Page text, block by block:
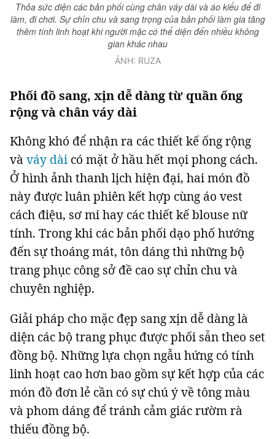
Thỏa sức diện các bản phối cùng chân váy dài và áo kiểu để đi
làm, đi chơi. Sự chỉn chu và sang trọng của bản phối làm gia tăng
thêm tính linh hoạt khi người mặc có thể diện đến nhiều không
gian khác nhau
ẢNH: RUZA
Phối đồ sang, xịn dễ dàng từ quần ống
rộng và chân váy dài
Không khó để nhận ra các thiết kế ống rộng
và váy dài có mặt ở hầu hết mọi phong cách.
Ở hình ảnh thanh lịch hiện đại, hai món đồ
này được luân phiên kết hợp cùng áo vest
cách điệu, sơ mi hay các thiết kế blouse nữ
tính. Trong khi các bản phối dạo phố hướng
đến sự thoáng mát, tôn dáng thì những bộ
trang phục công sở đề cao sự chỉn chu và
chuyên nghiệp.
Giải pháp cho mặc đẹp sang xịn dễ dàng là
diện các bộ trang phục được phối sẵn theo set
đồng bộ. Những lựa chọn ngẫu hứng có tính
linh hoạt cao hơn bao gồm sự kết hợp của các
món đồ đơn lẻ cần có sự chú ý về tông màu
và phom dáng để tránh cảm giác rườm rà
thiếu đồng bộ.